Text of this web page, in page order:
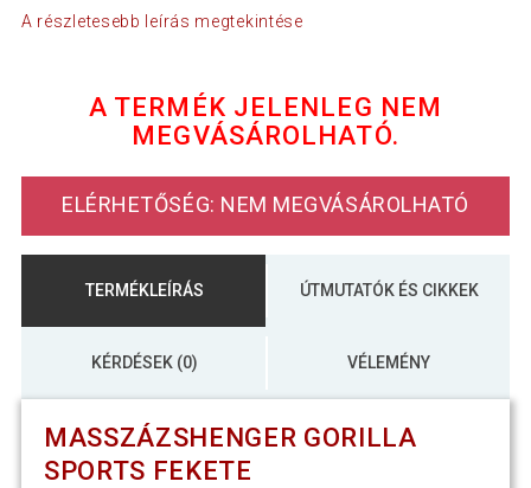
A részletesebb leírás megtekintése
A TERMÉK JELENLEG NEM
MEGVÁSÁROLHATÓ.
ELÉRHETŐSÉG: NEM MEGVÁSÁROLHATÓ
TERMÉKLEÍRÁS ÚTMUTATÓK ÉS CIKKEK
KÉRDÉSEK (0) VÉLEMÉNY
MASSZÁZSHENGER GORILLA
SPORTS FEKETE